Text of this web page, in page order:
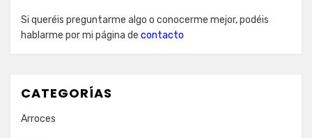
Si queréis preguntarme algo o conocerme mejor, podéis
hablarme por mi página de contacto
CATEGORÍAS
Arroces